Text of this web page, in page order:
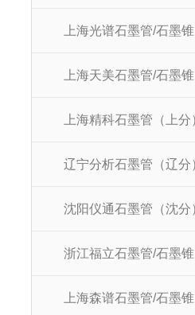
上海光谱石墨管/石墨锥
上海天美石墨管/石墨锥
浙江福立石墨管/石墨锥
上海森谱石墨管/石墨锥